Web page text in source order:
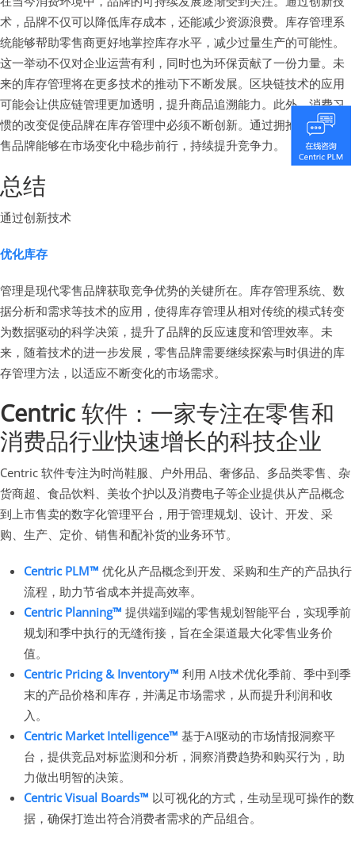
术，品牌不仅可以降低库存成本，还能减少资源浪费。库存管理系
统能够帮助零售商更好地掌控库存水平，减少过量生产的可能性。
这一举动不仅对企业运营有利，同时也为环保贡献了一份力量。未
来的库存管理将在更多技术的推动下不断发展。区块链技术的应用
可能会让供应链管理更加透明，提升商品追溯能力。此外，消费习
惯的改变促使品牌在库存管理中必须不断创新。通过拥抱技术，零
售品牌能够在市场变化中稳步前行，持续提升竞争力。
总结
通过创新技术
优化库存
管理是现代零售品牌获取竞争优势的关键所在。库存管理系统、数
据分析和需求等技术的应用，使得库存管理从相对传统的模式转变
为数据驱动的科学决策，提升了品牌的反应速度和管理效率。未
来，随着技术的进一步发展，零售品牌需要继续探索与时俱进的库
存管理方法，以适应不断变化的市场需求。
Centric 软件：一家专注在零售和
消费品行业快速增长的科技企业
Centric 软件专注为时尚鞋服、户外用品、奢侈品、多品类零售、杂
货商超、食品饮料、美妆个护以及消费电子等企业提供从产品概念
到上市售卖的数字化管理平台，用于管理规划、设计、开发、采
购、生产、定价、销售和配补货的业务环节。
Centric PLM™ 优化从产品概念到开发、采购和生产的产品执行
流程，助力节省成本并提高效率。
Centric Planning™ 提供端到端的零售规划智能平台，实现季前
规划和季中执行的无缝衔接，旨在全渠道最大化零售业务价
值。
Centric Pricing & Inventory™ 利用 AI技术优化季前、季中到季
末的产品价格和库存，并满足市场需求，从而提升利润和收
入。
Centric Market Intelligence™ 基于AI驱动的市场情报洞察平
台，提供竞品对标监测和分析，洞察消费趋势和购买行为，助
力做出明智的决策。
Centric Visual Boards™ 以可视化的方式，生动呈现可操作的数
据，确保打造出符合消费者需求的产品组合。